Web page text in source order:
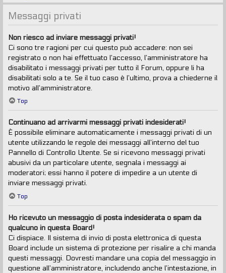
Messaggi privati
Non riesco ad inviare messaggi privati!
Ci sono tre ragioni per cui questo può accadere: non sei
registrato o non hai effettuato l’accesso, l’amministratore ha
disabilitato i messaggi privati per tutto il Forum, oppure li ha
disabilitati solo a te. Se il tuo caso è l’ultimo, prova a chiederne il
motivo all’amministratore.
Top
Continuano ad arrivarmi messaggi privati indesiderati!
È possibile eliminare automaticamente i messaggi privati ​​di un
utente utilizzando le regole dei messaggi all’interno del tuo
Pannello di Controllo Utente. Se si ricevono messaggi privati ​​
abusivi da un particolare utente, segnala i messaggi ai
moderatori; essi hanno il potere di impedire a un utente di
inviare messaggi privati​​.
Top
Ho ricevuto un messaggio di posta indesiderata o spam da
qualcuno in questa Board!
Ci dispiace. Il sistema di invio di posta elettronica di questa
Board include un sistema di protezione per risalire a chi manda
questi messaggi. Dovresti mandare una copia del messaggio in
questione all’amministratore, includendo anche l’intestazione, in